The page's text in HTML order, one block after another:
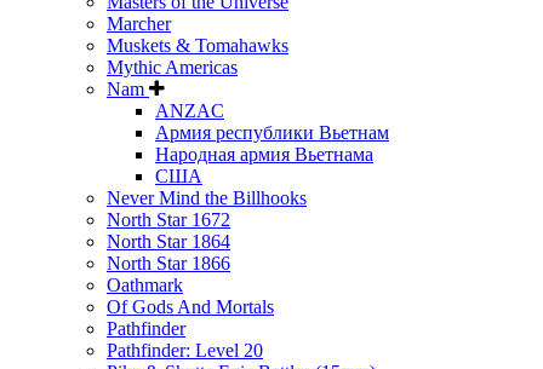
Marcher
Muskets & Tomahawks
Mythic Americas
Nam
ANZAC
Армия республики Вьетнам
Народная армия Вьетнама
США
Never Mind the Billhooks
North Star 1672
North Star 1864
North Star 1866
Oathmark
Of Gods And Mortals
Pathfinder
Pathfinder: Level 20